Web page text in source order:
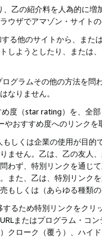
、乙の紹介料を人為的に
ウザでアマゾン・サイト
る他のサイトから、ま
しようとしたり、または
グラムその他の方法を
なりません。
度（star rating）を、全
やおすすめ度へのリンクを
しくは企業の使用が目
ません。乙は、乙の友人
わず、特別リンクを通じ
また、乙は、特別リンク
もしくは（あらゆる種類
るため特別リンクをク
またはプログラム・コ
クローク（覆う）、ハイ